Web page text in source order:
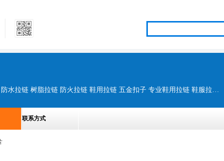
拉链 金属拉链 尼龙拉链 拉链头 防水拉链 树脂拉链 防火拉链 鞋用拉链 五金扣子 专业鞋用拉链 鞋服拉链 箱包拉链
联系方式